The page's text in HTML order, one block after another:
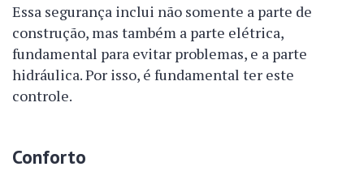
Essa segurança inclui não somente a parte de
construção, mas também a parte elétrica,
fundamental para evitar problemas, e a parte
hidráulica. Por isso, é fundamental ter este
controle.
Conforto